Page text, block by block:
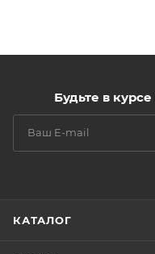
Будьте в
КАТАЛОГ